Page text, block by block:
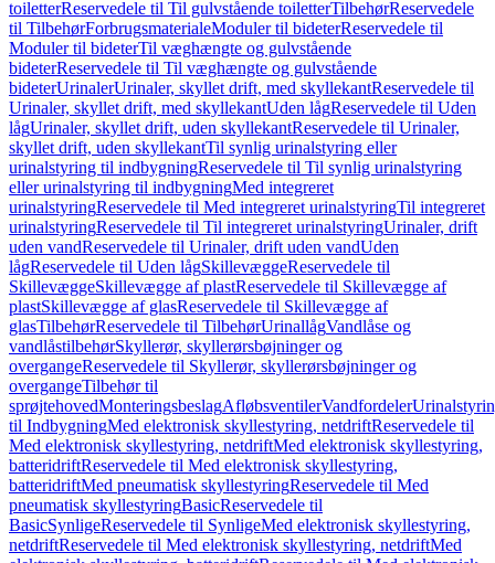
toiletterReservedele til Til gulvstående toiletterTilbehørReservedele
til TilbehørForbrugsmaterialeModuler til bideterReservedele til
Moduler til bideterTil væghængte og gulvstående
bideterReservedele til Til væghængte og gulvstående
bideterUrinalerUrinaler, skyllet drift, med skyllekantReservedele til
Urinaler, skyllet drift, med skyllekantUden lågReservedele til Uden
lågUrinaler, skyllet drift, uden skyllekantReservedele til Urinaler,
skyllet drift, uden skyllekantTil synlig urinalstyring eller
urinalstyring til indbygningReservedele til Til synlig urinalstyring
eller urinalstyring til indbygningMed integreret
urinalstyringReservedele til Med integreret urinalstyringTil integreret
urinalstyringReservedele til Til integreret urinalstyringUrinaler, drift
uden vandReservedele til Urinaler, drift uden vandUden
lågReservedele til Uden lågSkillevæggeReservedele til
SkillevæggeSkillevægge af plastReservedele til Skillevægge af
plastSkillevægge af glasReservedele til Skillevægge af
glasTilbehørReservedele til TilbehørUrinallågVandlåse og
vandlåstilbehørSkyllerør, skyllerørsbøjninger og
overgangeReservedele til Skyllerør, skyllerørsbøjninger og
overgangeTilbehør til
sprøjtehovedMonteringsbeslagAfløbsventilerVandfordeler
til IndbygningMed elektronisk skyllestyring, netdriftReservedele til
Med elektronisk skyllestyring, netdriftMed elektronisk skyllestyring,
batteridriftReservedele til Med elektronisk skyllestyring,
batteridriftMed pneumatisk skyllestyringReservedele til Med
pneumatisk skyllestyringBasicReservedele til
BasicSynligeReservedele til SynligeMed elektronisk skyllestyring,
netdriftReservedele til Med elektronisk skyllestyring, netdriftMed